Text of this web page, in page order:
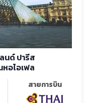
นด์ ปารีส
อไอเฟล
สายการบิน